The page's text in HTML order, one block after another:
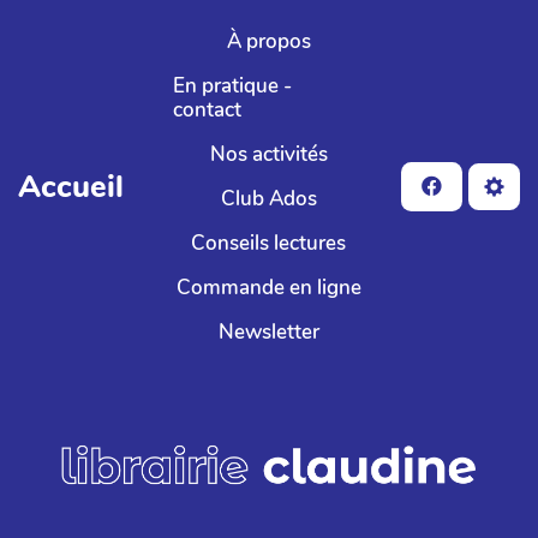
Aller au contenu principal
Accueil
À propos
En pratique -
contact
Nos activités
Club Ados
Conseils lectures
Commande en ligne
Newsletter